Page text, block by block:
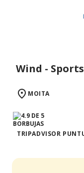
Wind -
MOITA
TRIPADVISOR